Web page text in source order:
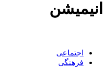
انیمیشن
اجتماعی
فرهنگی